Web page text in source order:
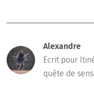
Alexandre
Ecrit pour
quête de sens